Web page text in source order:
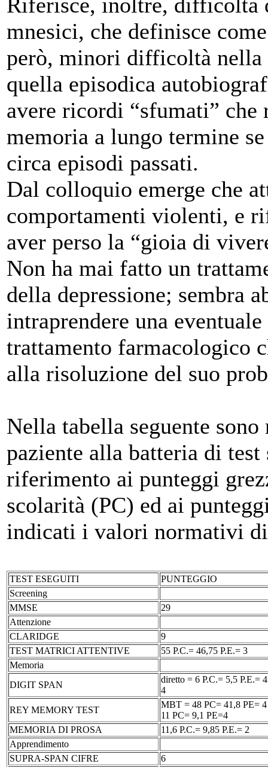
mnesici, che definisce
però, minori difficoltà nella
quella episodica
avere ricordi “sfumati” che
memoria a lungo termine
circa episodi passati.
Dal colloquio emerge che
comportamenti violenti, e
aver perso la “gioia di
Non ha mai fatto un
della depressione; sembra
intraprendere una
trattamento farmacologico
alla risoluzione del suo
Nella tabella seguente
paziente alla batteria di
riferimento ai punteggi
scolarità (PC) ed ai
indicati i valori normativi
TEST ESEGUITI
PUNTEGGIO
Screening
MMSE
29
Attenzione
CLARIDGE
9
TEST MATRICI ATTENTIVE
55 P.C.= 46,75 P.E.= 3
Memoria
DIGIT SPAN
diretto = 6 P.C.= 5,5 P.E.=
4
REY MEMORY TEST
MBT = 48 PC= 41,8 PE=
11 PC= 9,1 PE=4
MEMORIA DI PROSA
11,6 P.C.= 9,85 P.E.= 2
Apprendimento
SUPRA-SPAN CIFRE
6